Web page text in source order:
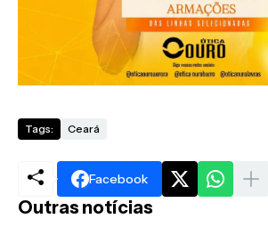
Tags: Ceará
Facebook
Outras notícias